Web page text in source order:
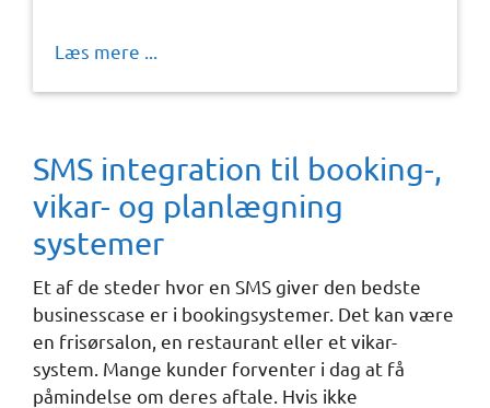
Læs mere ...
SMS integration til booking-,
vikar- og planlægning
systemer
Et af de steder hvor en SMS giver den bedste
businesscase er i bookingsystemer. Det kan være
en frisørsalon, en restaurant eller et vikar-
system. Mange kunder forventer i dag at få
påmindelse om deres aftale. Hvis ikke